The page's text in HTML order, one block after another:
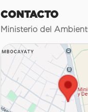
CONTACTO
Ministerio del